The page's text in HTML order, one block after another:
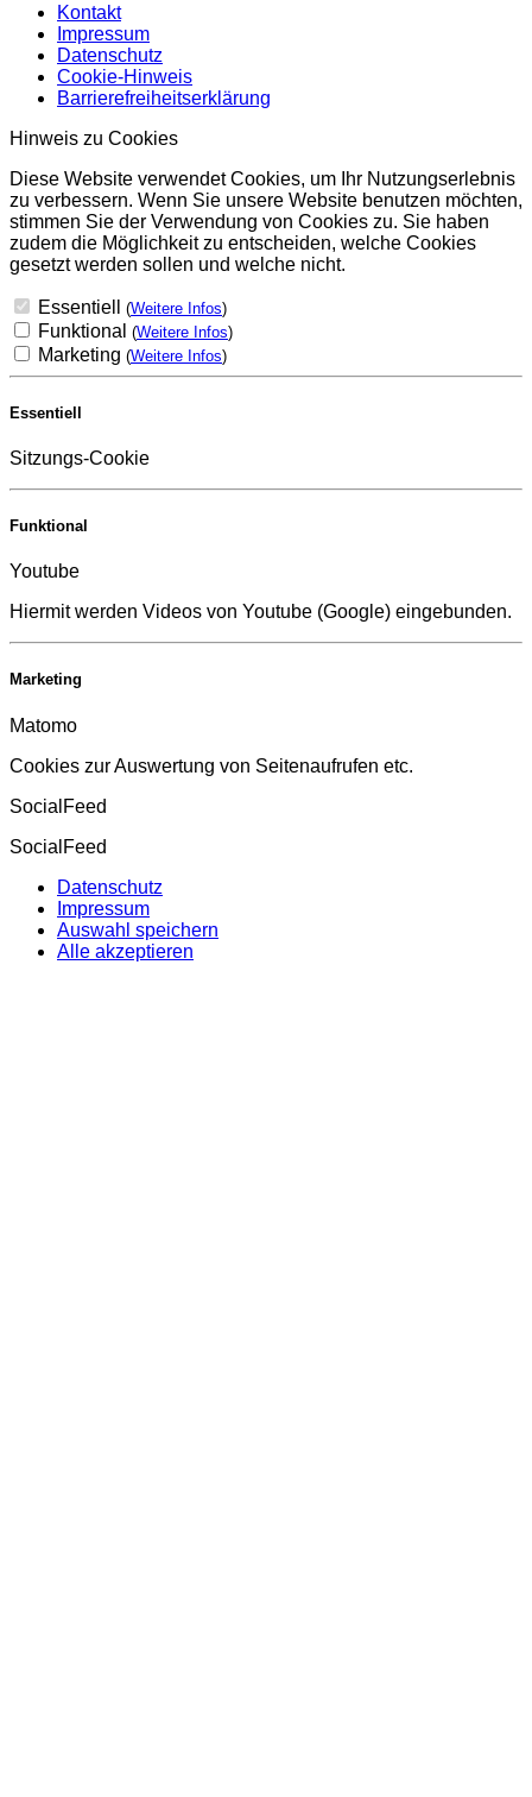
Kontakt
Impressum
Datenschutz
Cookie-Hinweis
Barrierefreiheitserklärung
Hinweis zu Cookies
Diese Website verwendet Cookies, um Ihr Nutzungserlebnis
zu verbessern. Wenn Sie unsere Website benutzen möchten,
stimmen Sie der Verwendung von Cookies zu. Sie haben
zudem die Möglichkeit zu entscheiden, welche Cookies
gesetzt werden sollen und welche nicht.
Essentiell (Weitere Infos)
Funktional (Weitere Infos)
Marketing (Weitere Infos)
Essentiell
Sitzungs-Cookie
Funktional
Youtube
Hiermit werden Videos von Youtube (Google) eingebunden.
Marketing
Matomo
Cookies zur Auswertung von Seitenaufrufen etc.
SocialFeed
SocialFeed
Datenschutz
Impressum
Auswahl speichern
Alle akzeptieren